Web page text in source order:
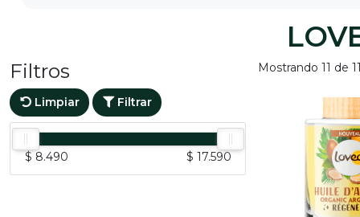
Filtros
Limpiar Filtrar
$ 8.490 $ 17.590
Mostrando 11 de